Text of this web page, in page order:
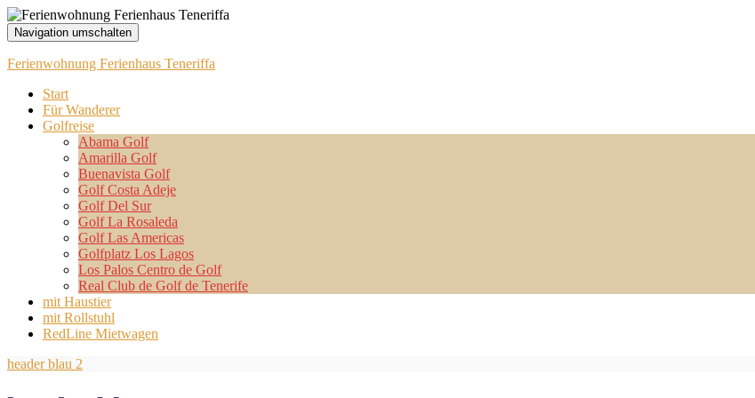
Navigation umschalten
Ferienwohnung Ferienhaus Teneriffa
Start
Für Wanderer
Golfreise
Abama Golf
Amarilla Golf
Buenavista Golf
Golf Costa Adeje
Golf Del Sur
Golf La Rosaleda
Golf Las Americas
Golfplatz Los Lagos
Los Palos Centro de Golf
Real Club de Golf de Tenerife
mit Haustier
mit Rollstuhl
RedLine Mietwagen
header blau 2